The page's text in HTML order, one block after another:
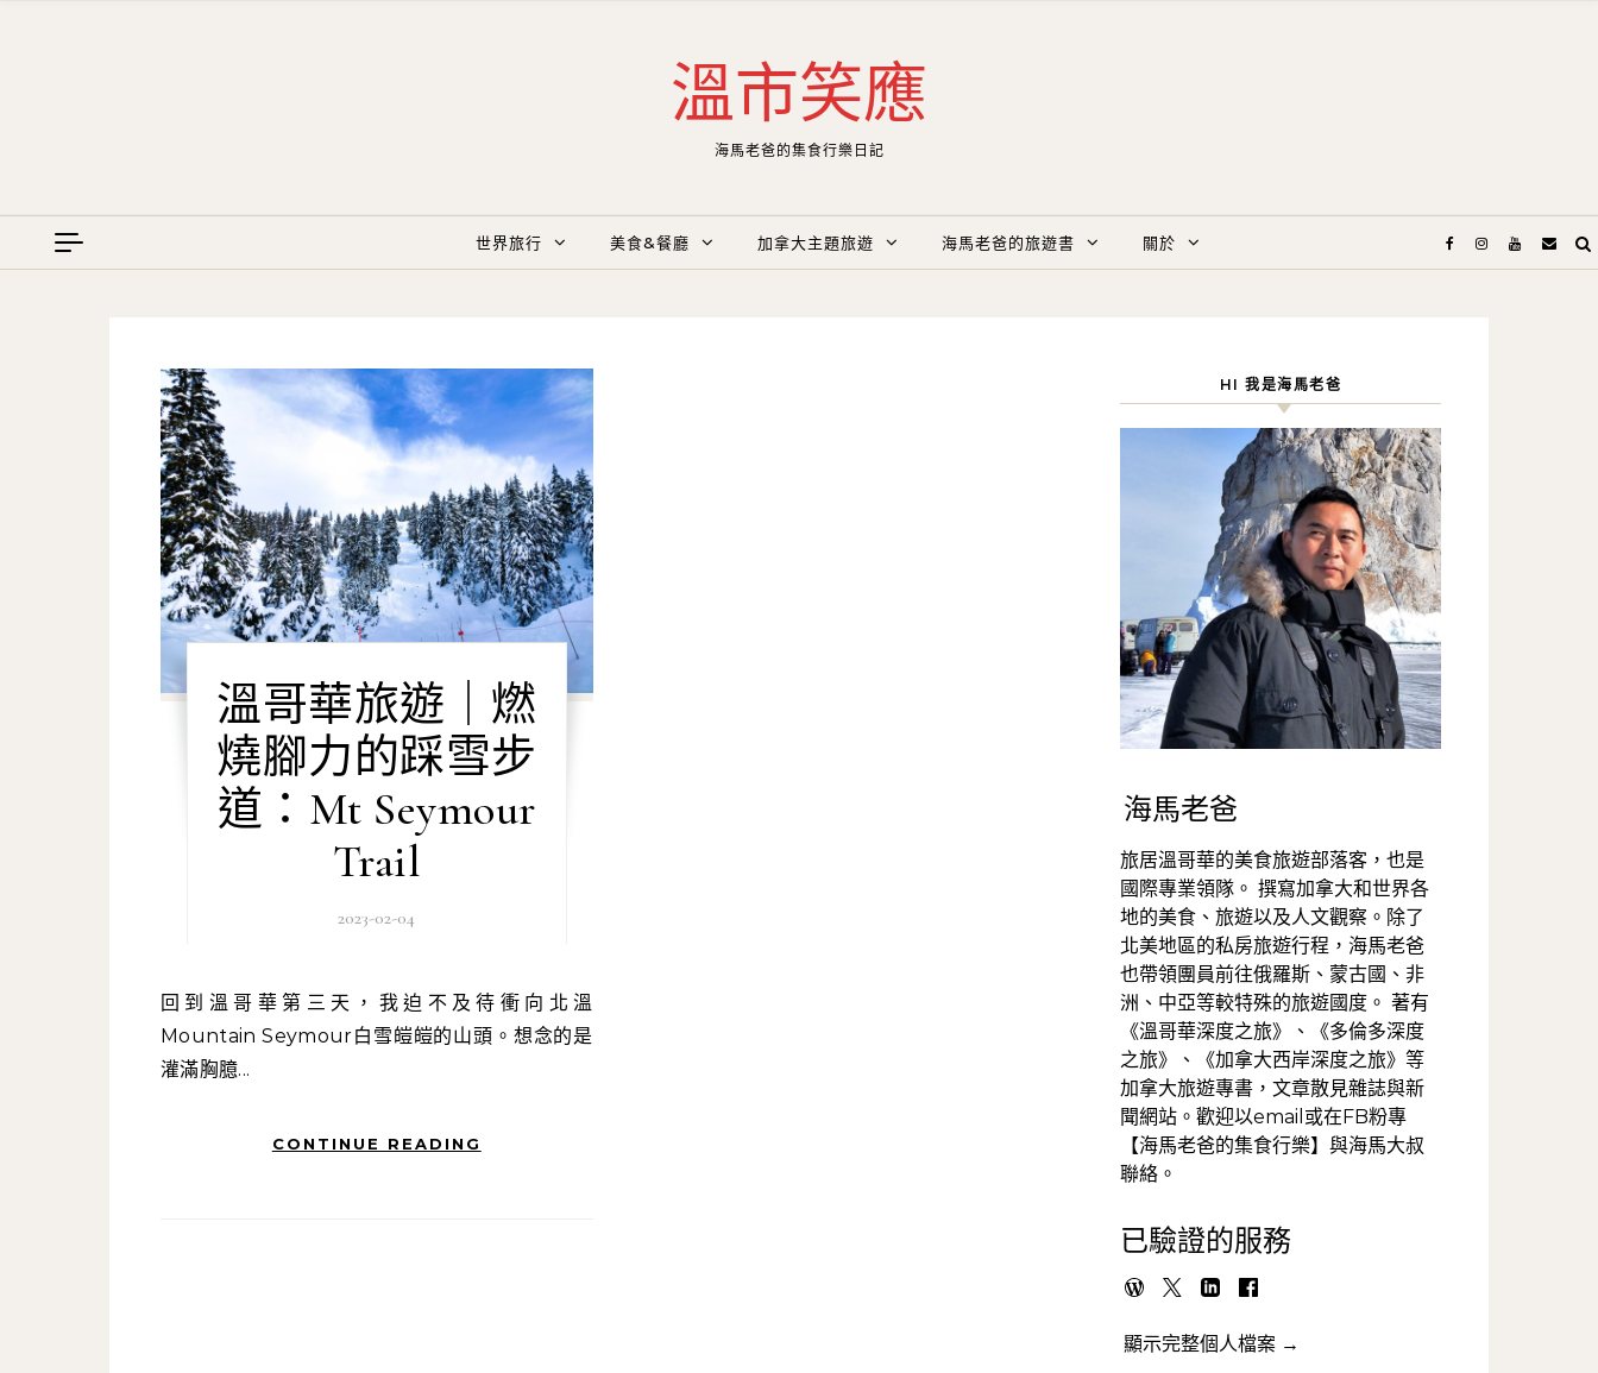
溫市笑應
海馬老爸的集食行樂日記
世界旅行 美食&餐廳 加拿大主題旅遊 海馬老爸的旅遊書 關於
溫哥華旅遊｜燃
燒腳力的踩雪步
道：Mt Seymour
Trail
2023-02-04
回到溫哥華第三天，我迫不及待衝向北溫
Mountain Seymour白雪皚皚的山頭。想念的是
灌滿胸臆...
CONTINUE READING
HI 我是海馬老爸
海馬老爸
旅居溫哥華的美食旅遊部落客，也是
國際專業領隊。 撰寫加拿大和世界各
地的美食、旅遊以及人文觀察。除了
北美地區的私房旅遊行程，海馬老爸
也帶領團員前往俄羅斯、蒙古國、非
洲、中亞等較特殊的旅遊國度。 著有
《溫哥華深度之旅》、《多倫多深度
之旅》、《加拿大西岸深度之旅》等
加拿大旅遊專書，文章散見雜誌與新
聞網站。歡迎以email或在FB粉專
【海馬老爸的集食行樂】與海馬大叔
聯絡。
已驗證的服務
顯示完整個人檔案 →